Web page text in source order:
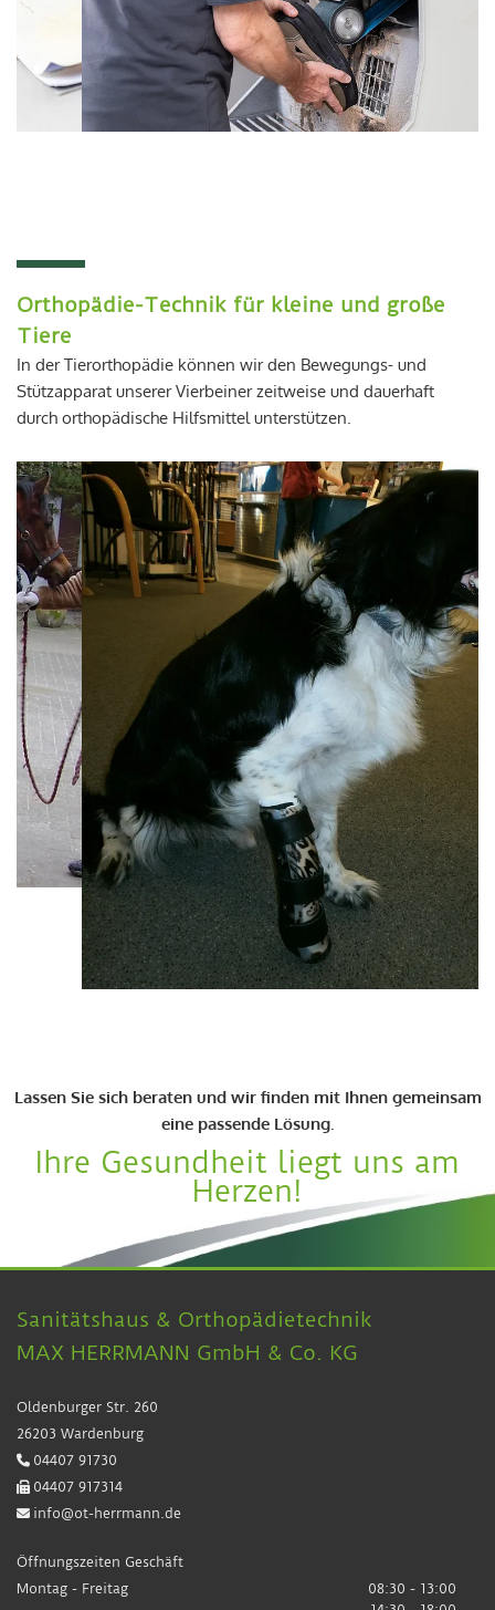
Orthopädie-Technik für kleine und große
Tiere
In der Tierorthopädie können wir den Bewegungs- und
Stützapparat unserer Vierbeiner zeitweise und dauerhaft
durch orthopädische Hilfsmittel unterstützen.
Lassen Sie sich beraten und wir finden mit Ihnen gemeinsam
eine passende Lösung.
Ihre Gesundheit liegt uns am
Herzen!
Sanitätshaus & Orthopädietechnik
MAX HERRMANN GmbH & Co. KG
Oldenburger Str. 260
26203 Wardenburg
 04407 91730
 04407 917314
 info@ot-herrmann.de
Öffnungszeiten Geschäft
Montag - Freitag
08:30 - 13:00